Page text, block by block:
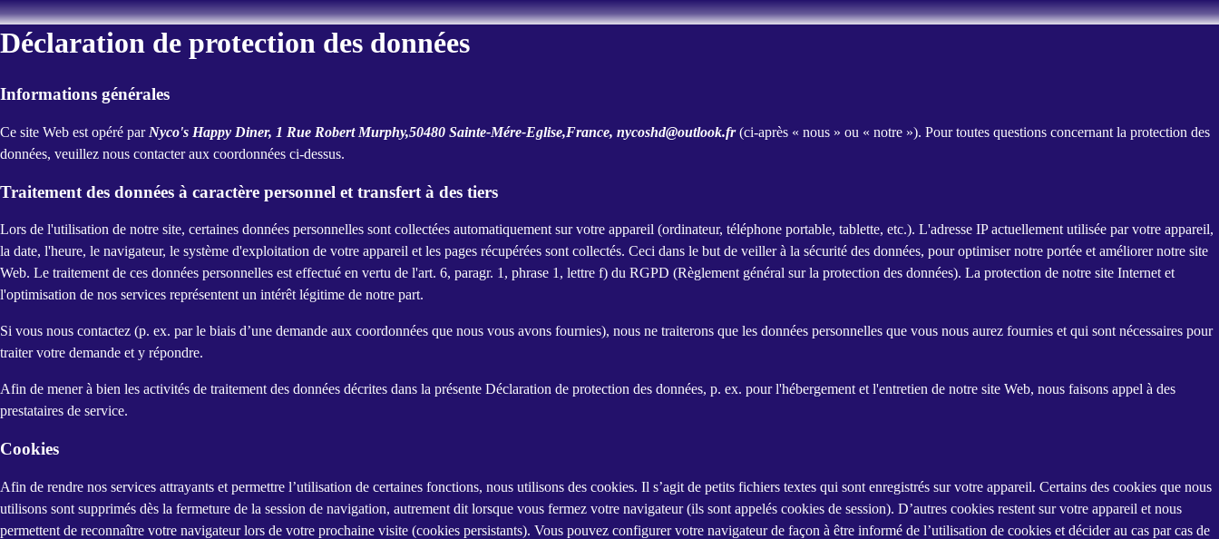
Déclaration de protection des données
Informations générales
Ce site Web est opéré par Nyco's Happy Diner, 1 Rue Robert Murphy,50480 Sainte-Mére-Eglise,France, nycoshd@outlook.fr(ci-après « nous » ou « notre »). Pour toutes questions concernant la protection des
données, veuillez nous contacter aux coordonnées ci-dessus.
Traitement des données à caractère personnel et transfert à des tiers
Lors de l'utilisation de notre site, certaines données personnelles sont collectées automatiquement sur votre appareil (ordinateur, téléphone portable, tablette, etc.). L'adresse IP actuellement utilisée par votre appareil,
la date, l'heure, le navigateur, le système d'exploitation de votre appareil et les pages récupérées sont collectés. Ceci dans le but de veiller à la sécurité des données, pour optimiser notre portée et améliorer notre site
Web. Le traitement de ces données personnelles est effectué en vertu de l'art. 6, paragr. 1, phrase 1, lettre f) du RGPD (Règlement général sur la protection des données). La protection de notre site Internet et
l'optimisation de nos services représentent un intérêt légitime de notre part.
Si vous nous contactez (p. ex. par le biais d’une demande aux coordonnées que nous vous avons fournies), nous ne traiterons que les données personnelles que vous nous aurez fournies et qui sont nécessaires pour
traiter votre demande et y répondre.
Afin de mener à bien les activités de traitement des données décrites dans la présente Déclaration de protection des données, p. ex. pour l'hébergement et l'entretien de notre site Web, nous faisons appel à des
prestataires de service.
Cookies
Afin de rendre nos services attrayants et permettre l’utilisation de certaines fonctions, nous utilisons des cookies. Il s’agit de petits fichiers textes qui sont enregistrés sur votre appareil. Certains des cookies que nous
utilisons sont supprimés dès la fermeture de la session de navigation, autrement dit lorsque vous fermez votre navigateur (ils sont appelés cookies de session). D’autres cookies restent sur votre appareil et nous
permettent de reconnaître votre navigateur lors de votre prochaine visite (cookies persistants). Vous pouvez configurer votre navigateur de façon à être informé de l’utilisation de cookies et décider au cas par cas de